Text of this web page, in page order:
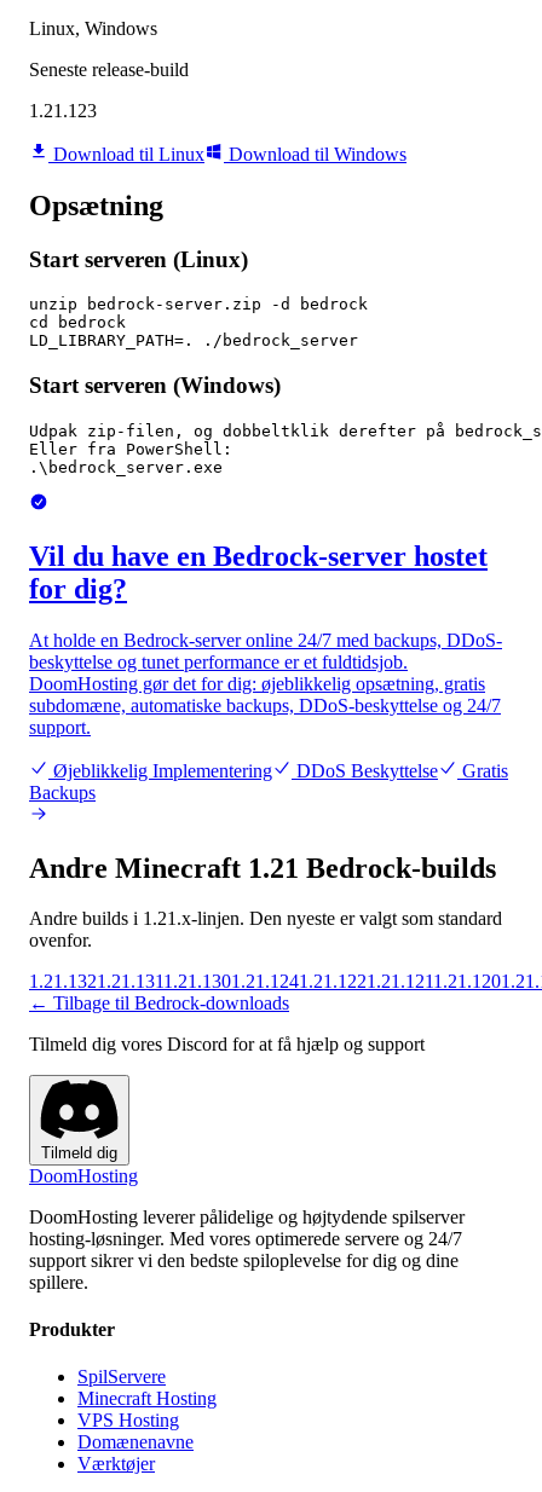
Linux, Windows
Seneste release-build
1.21.123
Download til Linux Download til Windows
Opsætning
Start serveren (Linux)
unzip bedrock-server.zip -d bedrock
cd bedrock
LD_LIBRARY_PATH=. ./bedrock_server
Start serveren (Windows)
Udpak zip-filen, og dobbeltklik derefter på
Eller fra PowerShell:
.\bedrock_server.exe
Vil du have en Bedrock-server hostet
for dig?
At holde en Bedrock-server online 24/7 med backups, DDoS-
beskyttelse og tunet performance er et fuldtidsjob.
DoomHosting gør det for dig: øjeblikkelig opsætning, gratis
subdomæne, automatiske backups, DDoS-beskyttelse og 24/7
support.
Øjeblikkelig Implementering DDoS Beskyttelse
Gratis
Backups
Andre Minecraft 1.21 Bedrock-builds
Andre builds i 1.21.x-linjen. Den nyeste er valgt som standard
ovenfor.
1.21.1321.21.1311.21.1301.21.1241.21.1221.21.1211.21.120
← Tilbage til Bedrock-downloads
Tilmeld dig vores Discord for at få hjælp og support
Tilmeld dig
DoomHosting
DoomHosting leverer pålidelige og højtydende spilserver
hosting-løsninger. Med vores optimerede servere og 24/7
support sikrer vi den bedste spiloplevelse for dig og dine
spillere.
Produkter
SpilServere
Minecraft Hosting
VPS Hosting
Domænenavne
Værktøjer